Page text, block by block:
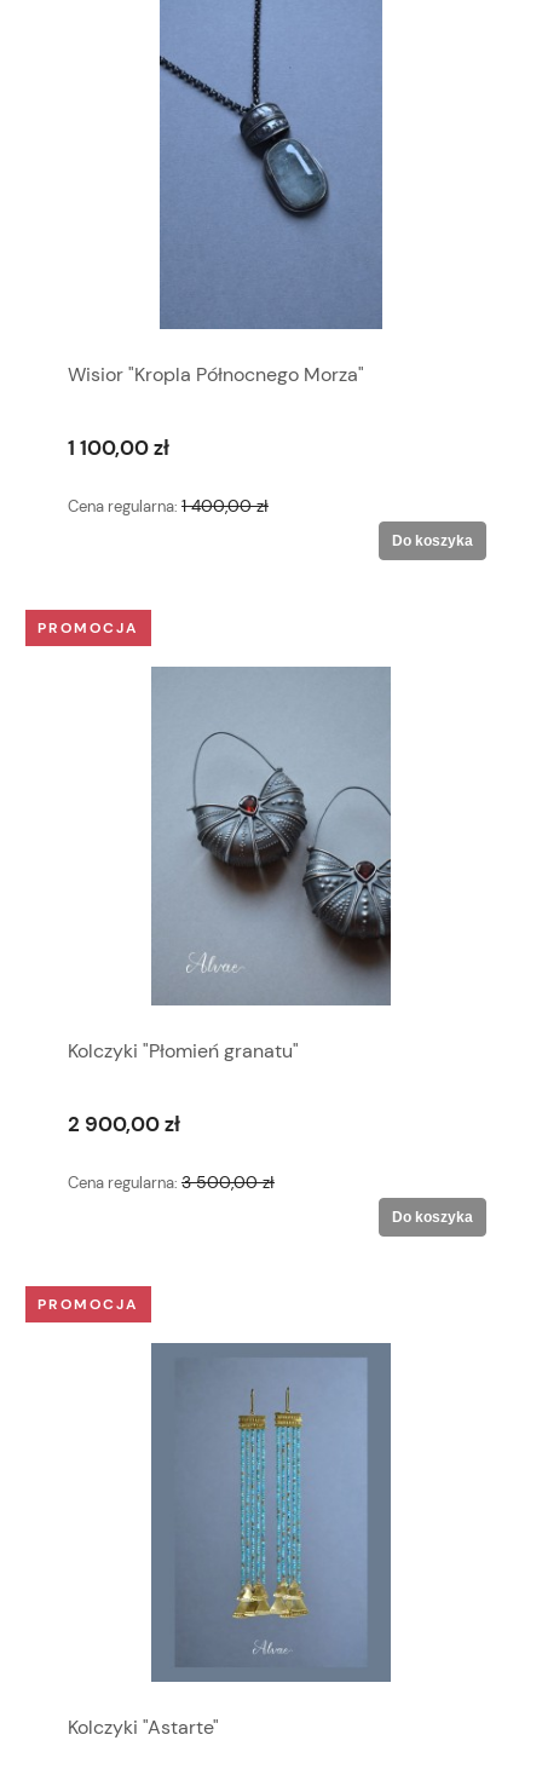
Wisior "Kropla Północnego Morza"
1 100,00 zł
Cena regularna: 1 400,00 zł
Do koszyka
Kolczyki "Płomień granatu"
2 900,00 zł
Cena regularna: 3 500,00 zł
Do koszyka
PROMOCJA
Kolczyki "Astarte"
PROMOCJA